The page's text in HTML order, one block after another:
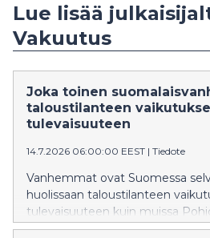
Lue lisää
Vakuutus
Joka toinen
taloustilanteen
tulevaisuuteen
14.7.2026 06:00:00 EEST | Tiedote
Vanhemmat ovat Suomessa
huolissaan taloustilanteen
tulevaisuuteen kuin muissa
sosiaalisen median